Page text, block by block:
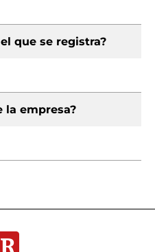
que se registra?
la empresa?